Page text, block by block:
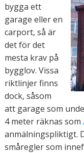
bygga ett
garage eller en
carport, så är
det för det
mesta krav på
bygglov. Vissa
riktlinjer finns
dock, såsom
att garage som
4 meter räknas som
anmälningspliktigt.
småregler som